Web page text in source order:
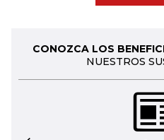
CONOZCA LOS
NUESTROS